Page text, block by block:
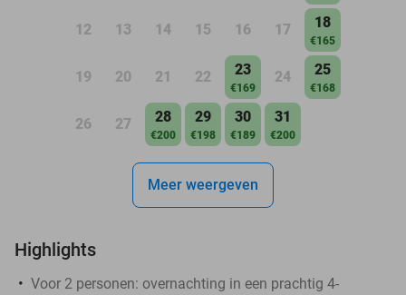
12 13 14 15 16 17 18
€165
19 20 21 22 23
€169
24 25
€168
26 27 28
€200
29
€198
30
€189
31
€200
Meer weergeven
Highlights
Voor 2 personen: overnachting in een prachtig 4-